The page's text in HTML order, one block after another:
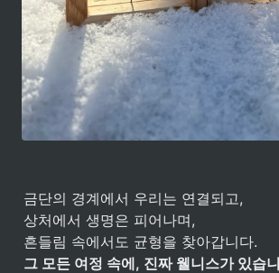
금단의 경계에서 우리는 연결되고,
상처에서 생명은 피어나며,
그 모든 여정 속에, 진짜 웰니스가 있습